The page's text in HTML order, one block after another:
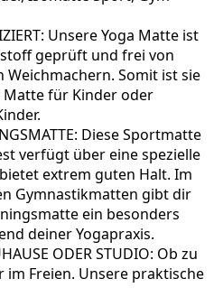
Unsere Yoga Matte ist
geprüft und frei von
Weichmachern. Somit ist sie
Matte für Kinder oder
Diese Sportmatte
verfügt über eine spezielle
extrem guten Halt. Im
Gymnastikmatten gibt dir
ein besonders
deiner Yogapraxis.
ODER STUDIO: Ob zu
im Freien. Unsere praktische